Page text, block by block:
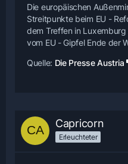
Die europäischen
Streitpunkte beim EU -
dem Treffen in
vom EU - Gipfel Ende der
Quelle: Die Presse Austria
Capricorn
Erleuchteter